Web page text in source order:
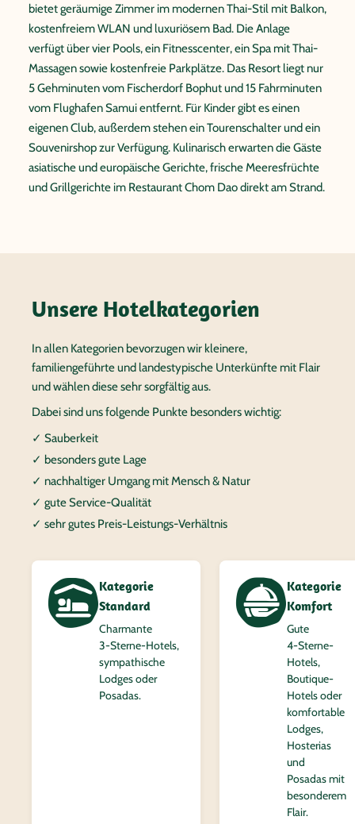
bietet geräumige Zimmer im modernen Thai-Stil mit Balkon,
kostenfreiem WLAN und luxuriösem Bad. Die Anlage
verfügt über vier Pools, ein Fitnesscenter, ein Spa mit Thai-
Massagen sowie kostenfreie Parkplätze. Das Resort liegt nur
5 Gehminuten vom Fischerdorf Bophut und 15 Fahrminuten
vom Flughafen Samui entfernt. Für Kinder gibt es einen
eigenen Club, außerdem stehen ein Tourenschalter und ein
Souvenirshop zur Verfügung. Kulinarisch erwarten die Gäste
asiatische und europäische Gerichte, frische Meeresfrüchte
und Grillgerichte im Restaurant Chom Dao direkt am Strand.
Unsere Hotelkategorien
In allen Kategorien bevorzugen wir kleinere,
familiengeführte und landestypische Unterkünfte mit Flair
und wählen diese sehr sorgfältig aus.
Dabei sind uns folgende Punkte besonders wichtig:
✓ Sauberkeit
✓ besonders gute Lage
✓ nachhaltiger Umgang mit Mensch & Natur
✓ gute Service-Qualität
✓ sehr gutes Preis-Leistungs-Verhältnis
Kategorie
Standard
Charmante
3‑Sterne-Hotels,
sympathische
Lodges oder
Posadas.
Kategorie
Komfort
Gute
4‑Sterne-
Hotels,
Boutique-
Hotels oder
komfortable
Lodges,
Hosterias
und
Posadas mit
besonderem
Flair.